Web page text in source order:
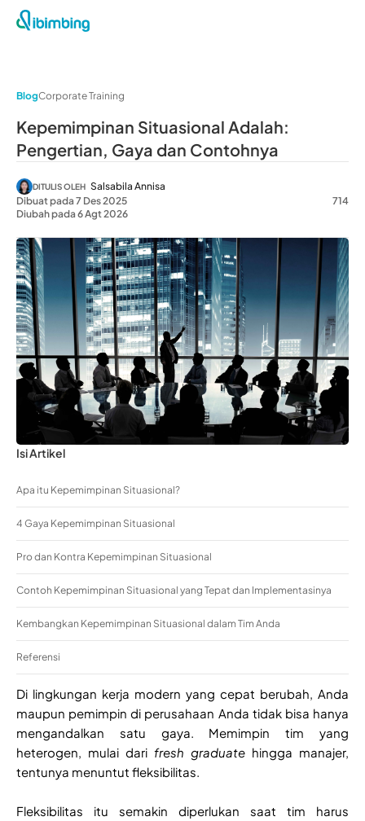
BlogCorporate Training
Kepemimpinan Situasional Adalah:
Pengertian, Gaya dan Contohnya
DITULIS OLEH Salsabila Annisa
Dibuat pada 7 Des 2025
Diubah pada 6 Agt 2026
714
Isi Artikel
Apa itu Kepemimpinan Situasional?
4 Gaya Kepemimpinan Situasional
Pro dan Kontra Kepemimpinan Situasional
Contoh Kepemimpinan Situasional yang Tepat dan Implementasinya
Kembangkan Kepemimpinan Situasional dalam Tim Anda
Referensi
Di lingkungan kerja modern yang cepat berubah, Anda
maupun pemimpin di perusahaan Anda tidak bisa hanya
mengandalkan satu gaya. Memimpin tim yang
heterogen, mulai dari fresh graduate hingga manajer,
tentunya menuntut fleksibilitas.
Fleksibilitas itu semakin diperlukan saat tim harus